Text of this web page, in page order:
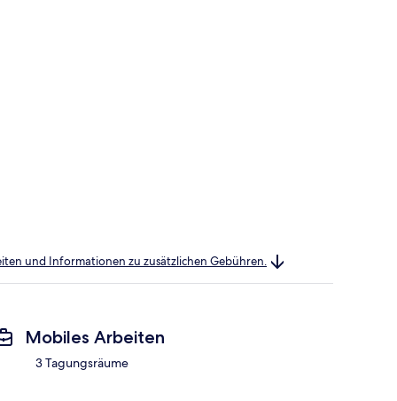
und Informationen zu zusätzlichen Gebühren.
Mobiles Arbeiten
3 Tagungsräume